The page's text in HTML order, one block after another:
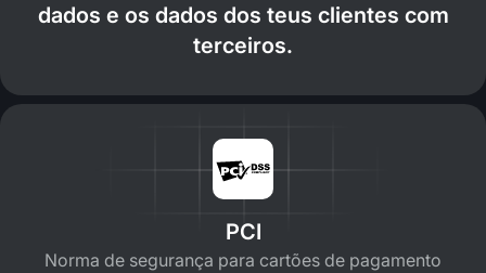
dados e os dados dos teus clientes com
terceiros.
PCI
Norma de segurança para cartões de pagamento